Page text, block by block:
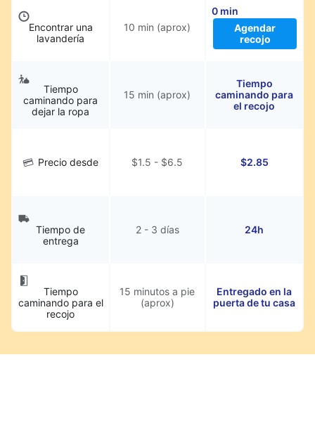
Encontrar una
lavandería
10 min (aprox)
0 min
Agendar
recojo
Tiempo
caminando para
dejar la ropa
15 min (aprox)
Tiempo
caminando para
el recojo
Precio desde $1.5 - $6.5 $2.85
Tiempo de
entrega
2 - 3 días 24h
Tiempo
caminando para el
recojo
15 minutos a pie
(aprox)
Entregado en la
puerta de tu casa